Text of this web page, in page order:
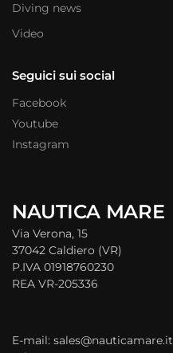
Diving news
Video
Seguici sui social
Facebook
Youtube
Instagram
NAUTICA MARE
Via Verona, 15
37042 Caldiero (VR)
P.IVA 01918760230
REA VR-205336
E-mail: sales@nauticamare.it